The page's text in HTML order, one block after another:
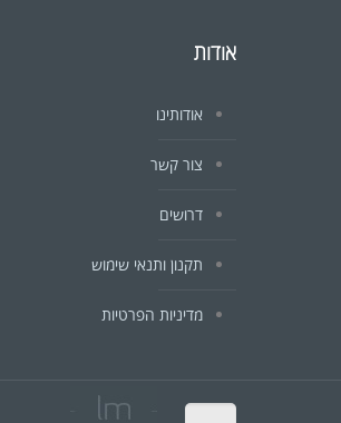
אודות
אודותינו
צור קשר
דרושים
תקנון ותנאי שימוש
מדיניות הפרטיות